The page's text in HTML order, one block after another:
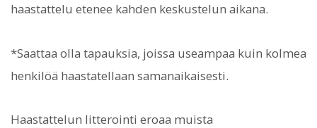
haastattelu etenee kahden keskustelun aikana.
*Saattaa olla tapauksia, joissa useampaa kuin kolmea
henkilöä haastatellaan samanaikaisesti.
Haastattelun litterointi eroaa muista